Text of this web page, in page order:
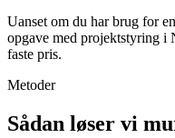
Uanset om du har brug for
opgave med projektstyring i
faste pris.
Metoder
Sådan løser vi